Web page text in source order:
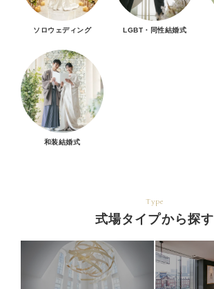
ソロウェディング LGBT・同性結婚式
和装結婚式
Type
式場タイプから探す